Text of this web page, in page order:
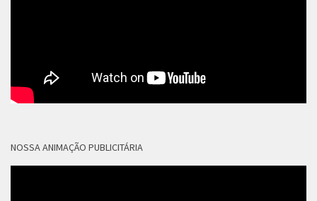
NOSSA ANIMAÇÃO PUBLICITÁRIA